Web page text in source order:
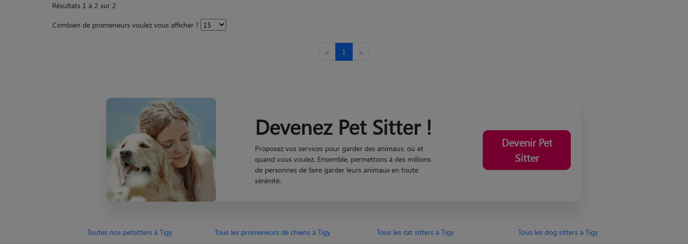
Résultats 1 à 2 sur 2
Combien de promeneurs voulez vous afficher ?
« 1 »
Devenez Pet Sitter !
Proposez vos services pour garder des animaux, où et
quand vous voulez. Ensemble, permettons à des millions
de personnes de faire garder leurs animaux en toute
sérénité.
Devenir Pet
Sitter
Toutes nos petsitters à Tigy Tous les promeneurs de chiens à Tigy Tous les cat sitters à Tigy Tous les dog sitters à Tigy